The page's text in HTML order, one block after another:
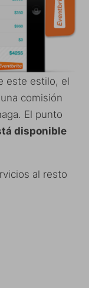
este estilo, el
comisión
El punto
disponible
al resto